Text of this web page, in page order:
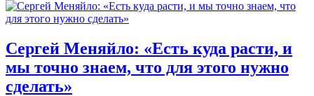
Сергей Меняйло: «Есть куда расти, и
мы точно знаем, что для этого нужно
сделать»